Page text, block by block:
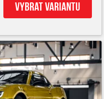
Vybrat variantu